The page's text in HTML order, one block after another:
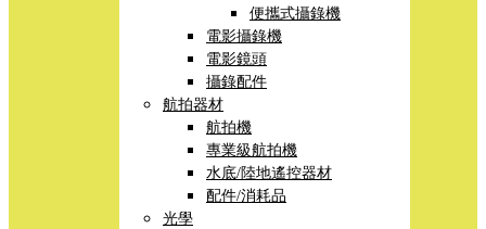
便攜式攝錄機
電影攝錄機
電影鏡頭
攝錄配件
航拍器材
航拍機
專業級航拍機
水底/陸地遙控器材
配件/消耗品
光學